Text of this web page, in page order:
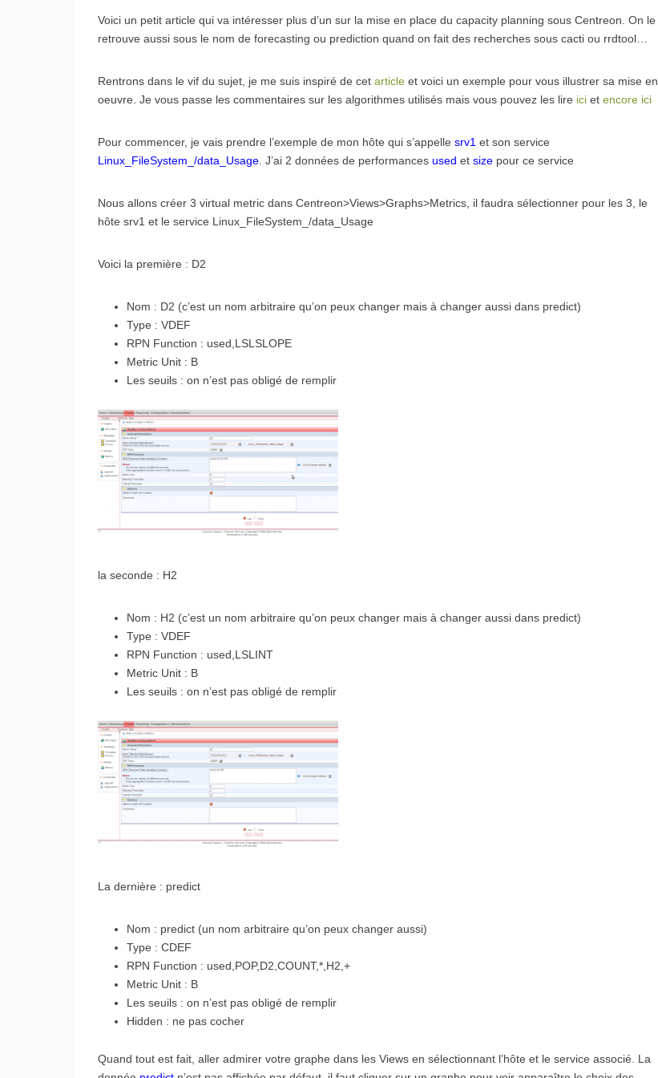
Voici un petit article qui va intéresser plus d’un sur la mise en place du capacity planning sous Centreon. On le
retrouve aussi sous le nom de forecasting ou prediction quand on fait des recherches sous cacti ou rrdtool…
Rentrons dans le vif du sujet, je me suis inspiré de cet article et voici un exemple pour vous illustrer sa mise en
oeuvre. Je vous passe les commentaires sur les algorithmes utilisés mais vous pouvez les lire ici et encore ici
Pour commencer, je vais prendre l’exemple de mon hôte qui s’appelle srv1 et son service
Linux_FileSystem_/data_Usage . J’ai 2 données de performances used et size pour ce service
Nous allons créer 3 virtual metric dans Centreon>Views>Graphs>Metrics, il faudra sélectionner pour les 3, le
hôte srv1 et le service Linux_FileSystem_/data_Usage
Voici la première : D2
Nom : D2 (c’est un nom arbitraire qu’on peux changer mais à changer aussi dans predict)
Type : VDEF
RPN Function : used,LSLSLOPE
Metric Unit : B
Les seuils : on n’est pas obligé de remplir
la seconde : H2
Nom : H2 (c’est un nom arbitraire qu’on peux changer mais à changer aussi dans predict)
Type : VDEF
RPN Function : used,LSLINT
Metric Unit : B
Les seuils : on n’est pas obligé de remplir
La dernière : predict
Nom : predict (un nom arbitraire qu’on peux changer aussi)
Type : CDEF
RPN Function : used,POP,D2,COUNT,*,H2,+
Metric Unit : B
Les seuils : on n’est pas obligé de remplir
Hidden : ne pas cocher
Quand tout est fait, aller admirer votre graphe dans les Views en sélectionnant l’hôte et le service associé. La